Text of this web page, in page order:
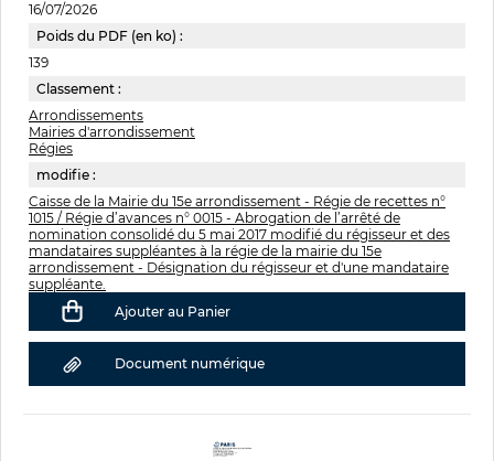
16/07/2026
Poids du PDF (en ko) :
139
Classement :
Arrondissements
Mairies d'arrondissement
Régies
modifie :
Caisse de la Mairie du 15e arrondissement - Régie de recettes n°
1015 / Régie d’avances n° 0015 - Abrogation de l’arrêté de
nomination consolidé du 5 mai 2017 modifié du régisseur et des
mandataires suppléantes à la régie de la mairie du 15e
arrondissement - Désignation du régisseur et d'une mandataire
suppléante.
Ajouter au Panier
Document numérique